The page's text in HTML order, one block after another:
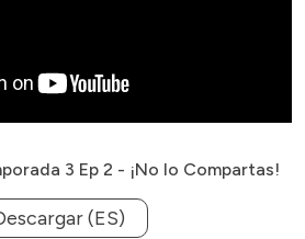
3 Ep 2 - ¡No lo Compartas!
(ES)